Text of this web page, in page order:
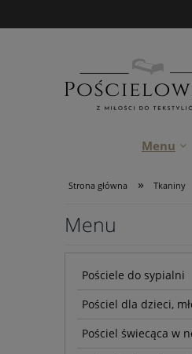
Menu
Strona główna » Tkaniny
Menu
Pościele do sypialni
Pościel dla dzieci,
Pościel świecąca w